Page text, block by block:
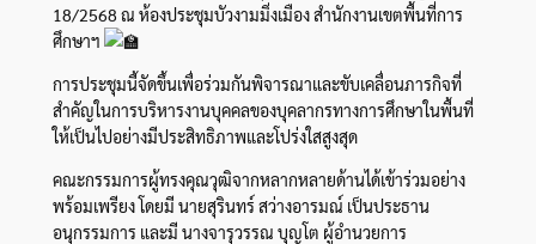
18/2568 ณ ห้องประชุมบัวงามมิ่งเมือง สำนักงานเขตพื้นที่การ
ศึกษาฯ
การประชุมนี้จัดขึ้นเพื่อร่วมกันพิจารณาและขับเคลื่อนภารกิจที่
สำคัญในการบริหารงานบุคคลของบุคลากรทางการศึกษาในพื้นที่
ให้เป็นไปอย่างมีประสิทธิภาพและโปร่งใสสูงสุด
คณะกรรมการผู้ทรงคุณวุฒิจากหลากหลายด้านได้เข้าร่วมอย่าง
พร้อมเพรียง โดยมี นายสุรินทร์ สว่างอารมณ์ เป็นประธาน
อนุกรรมการ และมี นางจารุวรรณ บุญโต ผู้อำนวยการ